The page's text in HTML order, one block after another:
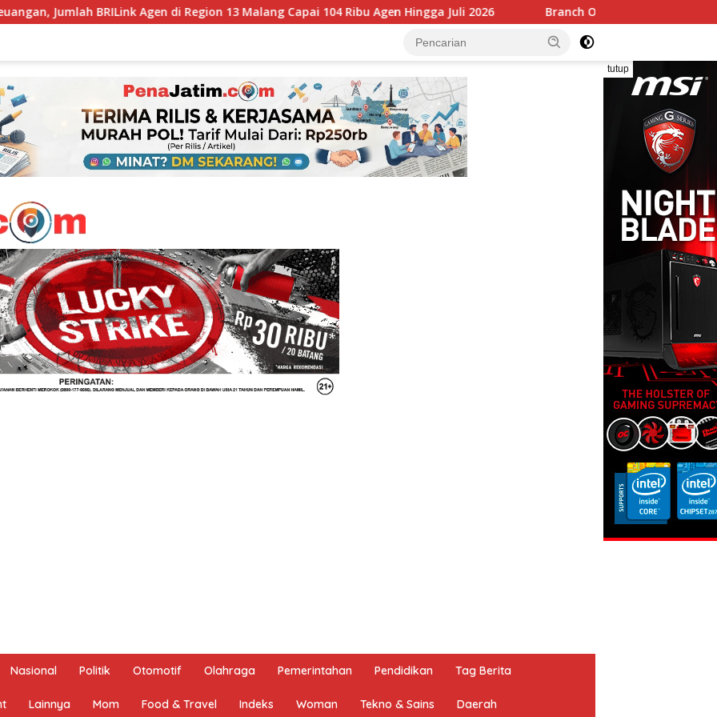
di Region 13 Malang Capai 104 Ribu Agen Hingga Juli 2026 Branch Office BRI Malang Soekarno Hatta Hadirkan
tutup
Nasional Politik Otomotif Olahraga Pemerintahan Pendidikan Tag Berita
Lainnya Mom Food & Travel Indeks Woman Tekno & Sains Daerah